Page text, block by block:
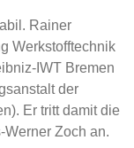
Rainer
Werkstofftechnik
IWT Bremen
der
Er tritt damit die
Werner Zoch an.